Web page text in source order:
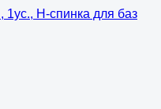
1ус., Н-спинка для баз